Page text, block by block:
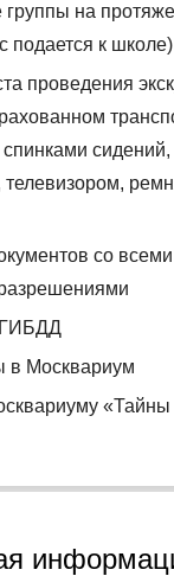
на
подается к школе)
проведения
сидений,
телевизором,
со всеми
ГИБДД
в Москвариум
«Тайны